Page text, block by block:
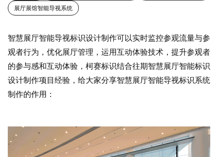
展厅展馆智能导视系统
智慧展厅智能导视标识设计制作可以实时监控参观流量与参
观者行为，优化展厅管理，运用互动体验技术，提升参观者
的参与感和互动体验，柯赛标识结合往期智慧展厅智能标识
设计制作项目经验，给大家分享智慧展厅智能导视标识系统
制作的作用：